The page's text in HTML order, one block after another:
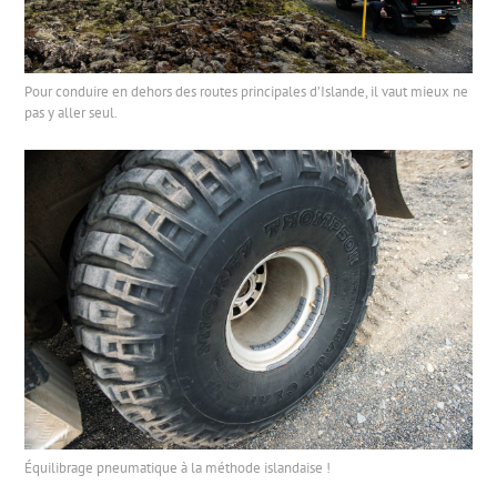
Pour conduire en dehors des routes principales d’Islande, il vaut mieux ne
pas y aller seul.
Équilibrage pneumatique à la méthode islandaise !